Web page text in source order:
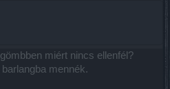
miért nincs ellenfél?
mennék.